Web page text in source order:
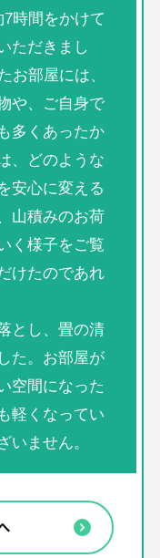
時間をかけて
ただきまし
お部屋には、
や、ご自身で
多くあったか
、どのような
安心に変える
山積みのお荷
く様子をご覧
けたのであれ
とし、畳の清
た。お部屋が
空間になった
軽くなってい
ません。